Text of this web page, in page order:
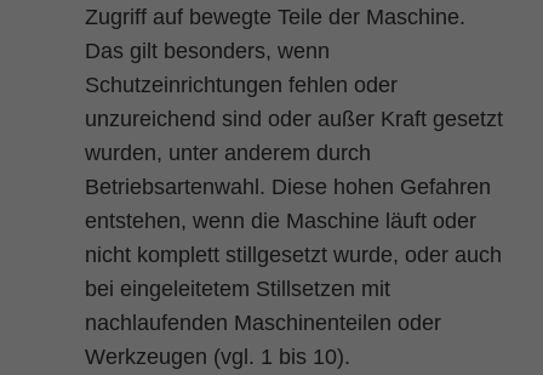
Zugriff auf bewegte Teile der Maschine.
Das gilt besonders, wenn
Schutzeinrichtungen fehlen oder
unzureichend sind oder außer Kraft gesetzt
wurden, unter anderem durch
Betriebsartenwahl. Diese hohen Gefahren
entstehen, wenn die Maschine läuft oder
nicht komplett stillgesetzt wurde, oder auch
bei eingeleitetem Stillsetzen mit
nachlaufenden Maschinenteilen oder
Werkzeugen (vgl. 1 bis 10).